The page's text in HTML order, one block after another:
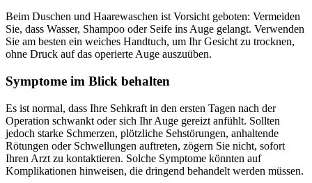
Beim Duschen und Haarewaschen ist Vorsicht geboten: Vermeiden
Sie, dass Wasser, Shampoo oder Seife ins Auge gelangt. Verwenden
Sie am besten ein weiches Handtuch, um Ihr Gesicht zu trocknen,
ohne Druck auf das operierte Auge auszuüben.
Symptome im Blick behalten
Es ist normal, dass Ihre Sehkraft in den ersten Tagen nach der
Operation schwankt oder sich Ihr Auge gereizt anfühlt. Sollten
jedoch starke Schmerzen, plötzliche Sehstörungen, anhaltende
Rötungen oder Schwellungen auftreten, zögern Sie nicht, sofort
Ihren Arzt zu kontaktieren. Solche Symptome könnten auf
Komplikationen hinweisen, die dringend behandelt werden müssen.